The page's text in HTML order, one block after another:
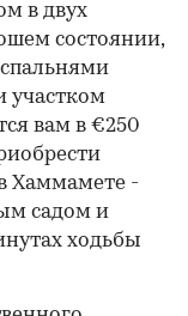
в двух
состоянии,
участком
вам в €250
Хаммамете -
садом и
ходьбы